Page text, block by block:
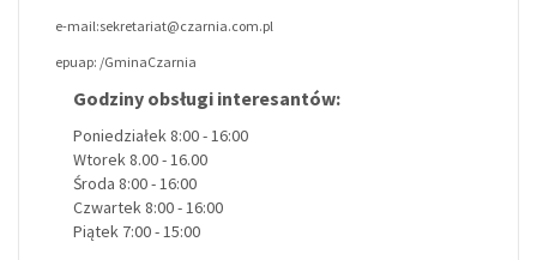
e-mail:sekretariat@czarnia.com.pl
epuap: /GminaCzarnia
Godziny obsługi interesantów:
Poniedziałek 8:00 - 16:00
Wtorek 8.00 - 16.00
Środa 8:00 - 16:00
Czwartek 8:00 - 16:00
Piątek 7:00 - 15:00